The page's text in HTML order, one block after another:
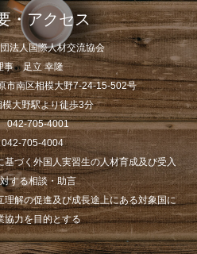
・アクセス
法人国際人材交流協会
事 足立 幸隆
南区相模大野7-24-15-502号
大野駅より徒歩3分
705-4001
705-4004
づく外国人実習生の人材育成及び受入
する相談・助言
解の促進及び成長途上にある対象国に
協力を目的とする